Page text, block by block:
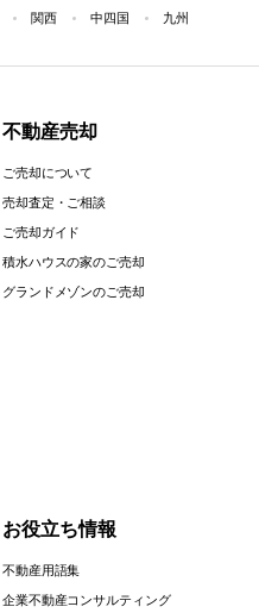
関西 中四国 九州
不動産売却
ご売却について
売却査定・ご相談
ご売却ガイド
積水ハウスの家のご売却
グランドメゾンのご売却
お役立ち情報
不動産用語集
企業不動産コンサルティング